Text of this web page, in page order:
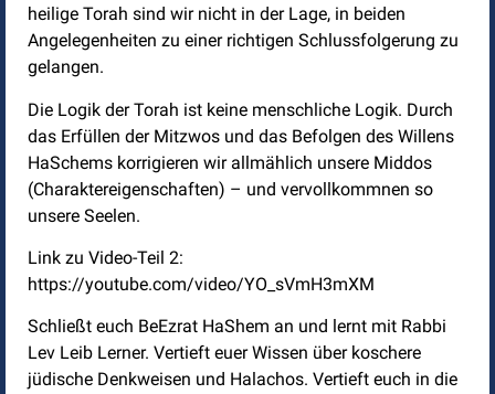
heilige Torah sind wir nicht in der Lage, in beiden
Angelegenheiten zu einer richtigen Schlussfolgerung zu
gelangen.
Die Logik der Torah ist keine menschliche Logik. Durch
das Erfüllen der Mitzwos und das Befolgen des Willens
HaSchems korrigieren wir allmählich unsere Middos
(Charaktereigenschaften) – und vervollkommnen so
unsere Seelen.
Link zu Video-Teil 2:
https://youtube.com/video/YO_sVmH3mXM
Schließt euch BeEzrat HaShem an und lernt mit Rabbi
Lev Leib Lerner. Vertieft euer Wissen über koschere
jüdische Denkweisen und Halachos. Vertieft euch in die